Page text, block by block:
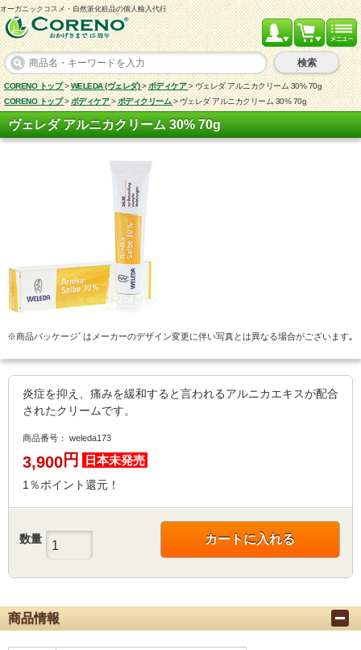
オーガニックコスメ・自然派化粧品の個人輸入代行
検索
CORENO トップ > WELEDA (ヴェレダ) > ボディケア > ヴェレダ アルニカクリーム 30% 70g
CORENO トップ > ボディケア > ボディクリーム > ヴェレダ アルニカクリーム 30% 70g
ヴェレダ アルニカクリーム 30% 70g
※商品パッケージﾞはメーカーのデザイン変更に伴い写真とは異なる場合がございます｡
炎症を抑え、痛みを緩和すると言われるアルニカエキスが配合
されたクリームです。
商品番号： weleda173
3,900円 日本未発売
1％ポイント還元！
数量 カートに入れる
商品情報